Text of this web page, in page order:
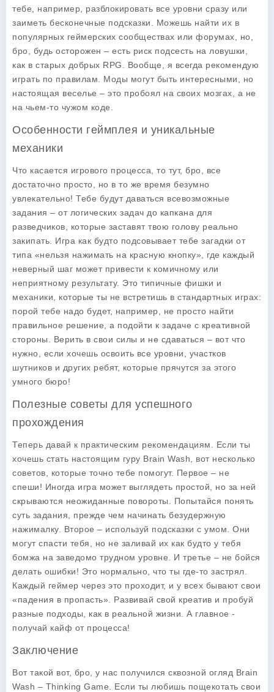
тебе, например, разблокировать все уровни сразу или
заиметь бесконечные подсказки. Можешь найти их в
популярных геймерских сообществах или форумах, но,
бро, будь осторожен – есть риск подсесть на ловушки,
как в старых добрых RPG. Вообще, я всегда рекомендую
играть по правилам. Моды могут быть интересными, но
настоящая веселье – это пробоял на своих мозгах, а не
на чьем-то чужом коде.
Особенности геймплея и уникальные
механики
Что касается игрового процесса, то тут, бро, все
достаточно просто, но в то же время безумно
увлекательно! Тебе будут даваться всевозможные
задания – от логических задач до капкана для
разведчиков, которые заставят твою голову реально
закипать. Игра как будто подсовывает тебе загадки от
типа «нельзя нажимать на красную кнопку», где каждый
неверный шаг может привести к комичному или
неприятному результату. Это типичные фишки и
механики, которые ты не встретишь в стандартных играх:
порой тебе надо будет, например, не просто найти
правильное решение, а подойти к задаче с креативной
стороны. Верить в свои силы и не сдаваться – вот что
нужно, если хочешь освоить все уровни, участков
шутников и других ребят, которые прячутся за этого
умного бюро!
Полезные советы для успешного
прохождения
Теперь давай к практическим рекомендациям. Если ты
хочешь стать настоящим гуру Brain Wash, вот несколько
советов, которые точно тебе помогут. Первое – не
спеши! Иногда игра может выглядеть простой, но за ней
скрываются неожиданные повороты. Попытайся понять
суть задания, прежде чем начинать безудержную
нажималку. Второе – используй подсказки с умом. Они
могут спасти тебя, но не заливай их как будто у тебя
бомжа на заведомо трудном уровне. И третье – не бойся
делать ошибки! Это нормально, что ты где-то застрял.
Каждый геймер через это проходит, и у всех бывают свои
«падения в пропасть». Развивай свой креатив и пробуй
разные подходы, как в реальной жизни. А главное -
получай кайф от процесса!
Заключение
Вот такой вот, бро, у нас получился сквозной огляд Brain
Wash – Thinking Game. Если ты любишь пощекотать свои